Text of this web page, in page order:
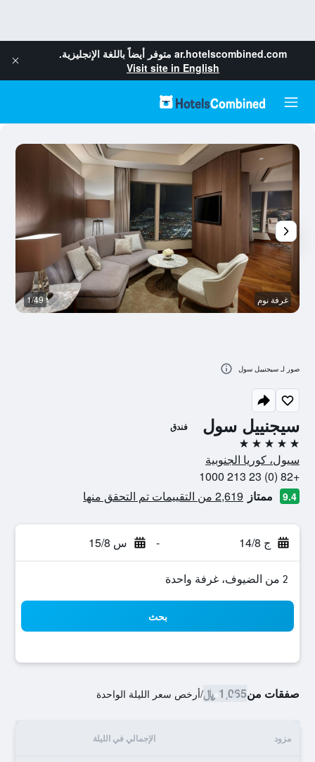
ar.hotelscombined.com متوفر أيضاً باللغة الإنجليزية.
Visit site in English
سيجنييل سول فندق
5 نجوم
سيول، كوريا الجنوبية
+82 (0) 23 213 1000
9.4 ممتاز 2,619 من التقييمات تم التحقق منها
ج 14/8 - س 15/8
2 من الضيوف، غرفة واحدة
بحث
صفقات من1,065 ﷼ /أرخص سعر الليلة الواحدة
مزود الإجمالي في الليلة
غرفة نوم 1/49
صور لـ سيجنييل سول